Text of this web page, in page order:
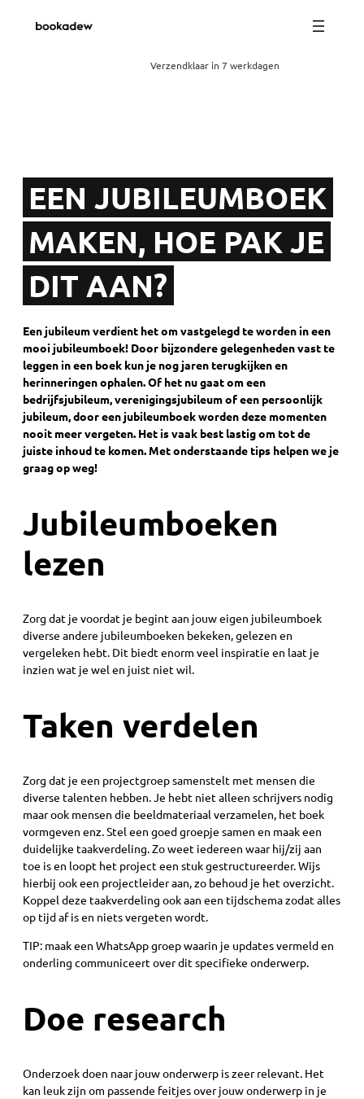
Verzendklaar in 7 werkdagen
EEN JUBILEUMBOEK
MAKEN, HOE PAK JE
DIT AAN?
Een jubileum verdient het om vastgelegd te worden in een
mooi jubileumboek! Door bijzondere gelegenheden vast te
leggen in een boek kun je nog jaren terugkijken en
herinneringen ophalen. Of het nu gaat om een
bedrijfsjubileum, verenigingsjubileum of een persoonlijk
jubileum, door een jubileumboek worden deze momenten
nooit meer vergeten. Het is vaak best lastig om tot de
juiste inhoud te komen. Met onderstaande tips helpen we je
graag op weg!
Jubileumboeken
lezen
Zorg dat je voordat je begint aan jouw eigen jubileumboek
diverse andere jubileumboeken bekeken, gelezen en
vergeleken hebt. Dit biedt enorm veel inspiratie en laat je
inzien wat je wel en juist niet wil.
Taken verdelen
Zorg dat je een projectgroep samenstelt met mensen die
diverse talenten hebben. Je hebt niet alleen schrijvers nodig
maar ook mensen die beeldmateriaal verzamelen, het boek
vormgeven enz. Stel een goed groepje samen en maak een
duidelijke taakverdeling. Zo weet iedereen waar hij/zij aan
toe is en loopt het project een stuk gestructureerder. Wijs
hierbij ook een projectleider aan, zo behoud je het overzicht.
Koppel deze taakverdeling ook aan een tijdschema zodat alles
op tijd af is en niets vergeten wordt.
TIP: maak een WhatsApp groep waarin je updates vermeld en
onderling communiceert over dit specifieke onderwerp.
Doe research
Onderzoek doen naar jouw onderwerp is zeer relevant. Het
kan leuk zijn om passende feitjes over jouw onderwerp in je